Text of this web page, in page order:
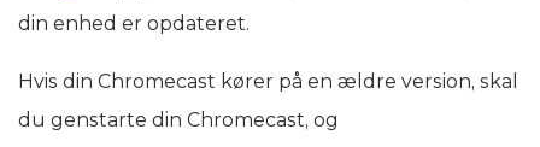
din enhed er opdateret.
Hvis din Chromecast kører på en ældre version, skal
du genstarte din Chromecast, og